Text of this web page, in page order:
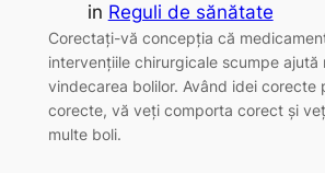
in Reguli de sănătate
Corectaţi-vă concepţia că
intervenţiile chirurgicale scumpe ajută
vindecarea bolilor. Având idei corecte
corecte, vă veţi comporta corect şi
multe boli.